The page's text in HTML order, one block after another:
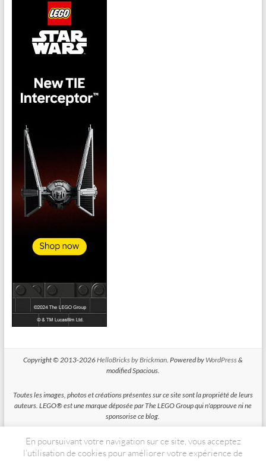
Copyright © 2013-2026HelloBricks by Brickman. Powered by WordPress&
modified Spacious.
Toutes les images, photos et créations présentes sur ce site sont la propriété de leurs
auteurs. LEGO® est une marque déposée par The LEGO Group qui n'approuve ni ne
sponsorise ce blog.
HelloBricks participe au Programme Partenaires d'Amazon EU, un programme
d'affiliation conçu pour permettre à des sites de percevoir une rémunération grace à
En poursuivant votre navigation sur ce site, vous acceptez
l’utilisation de cookies pour améliorer votre expérience de